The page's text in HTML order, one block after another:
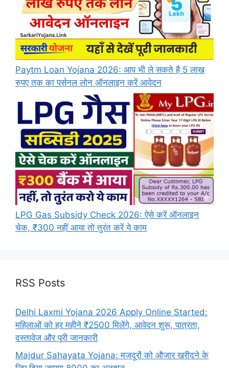
Paytm Loan Yojana 2026: आप भी ले सकते है 5 लाख
रुपए तक का पर्सनल लोन ऑनलाइन करें आवेदन
LPG Gas Subsidy Check 2026: ऐसे करें ऑनलाइन
चेक, ₹300 नहीं आया तो तुरंत करें ये काम
RSS Posts
Delhi Laxmi Yojana 2026 Apply Online Started:
महिलाओं को हर महीने ₹2500 मिलेंगे, आवेदन शुरू, पात्रता,
दस्तावेज और पूरी जानकारी
Majdur Sahayata Yojana: मजदूरों को औजार खरीदने के